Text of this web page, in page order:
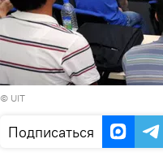
© UIT
Подписаться